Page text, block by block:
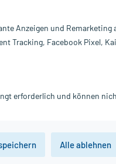
€
Packungseinheit
3
Anzeigen und Remarketing
Tracking, Facebook Pixel,
erforderlich und können
Alle ablehnen